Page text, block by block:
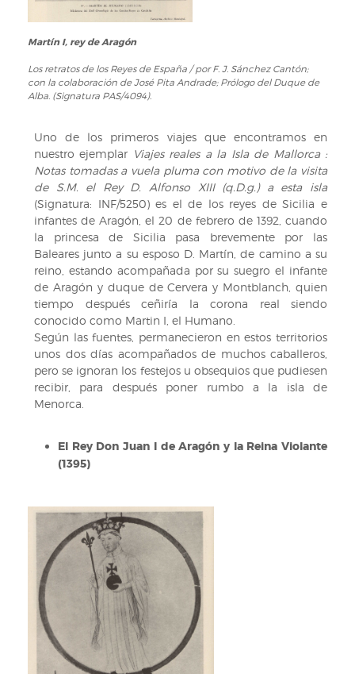
Martín I, rey de Aragón
Los retratos de los Reyes de España / por F. J. Sánchez Cantón;
con la colaboración de José Pita Andrade; Prólogo del Duque de
Alba. (Signatura PAS/4094).
Uno de los primeros viajes que encontramos en
nuestro ejemplar Viajes reales a la Isla de Mallorca :
Notas tomadas a vuela pluma con motivo de la visita
de S.M. el Rey D. Alfonso XIII (q.D.g.) a esta isla
(Signatura: INF/5250) es el de los reyes de Sicilia e
infantes de Aragón, el 20 de febrero de 1392, cuando
la princesa de Sicilia pasa brevemente por las
Baleares junto a su esposo D. Martín, de camino a su
reino, estando acompañada por su suegro el infante
de Aragón y duque de Cervera y Montblanch, quien
tiempo después ceñiría la corona real siendo
conocido como Martin I, el Humano.
Según las fuentes, permanecieron en estos territorios
unos dos días acompañados de muchos caballeros,
pero se ignoran los festejos u obsequios que pudiesen
recibir, para después poner rumbo a la isla de
Menorca.
El Rey Don Juan I de Aragón y la Reina Violante
(1395)